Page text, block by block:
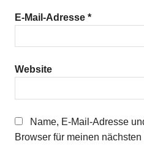
E-Mail-Adresse *
Website
Name, E-Mail-Adresse
Browser für meinen